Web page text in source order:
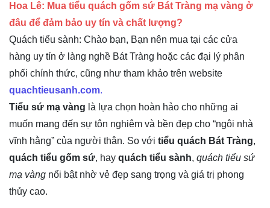
Hoa Lê: Mua tiểu quách gốm sứ Bát Tràng mạ vàng ở
đâu để đảm bảo uy tín và chất lượng?
Quách tiểu sành: Chào bạn, Bạn nên mua tại các cửa
hàng uy tín ở làng nghề Bát Tràng hoặc các đại lý phân
phối chính thức, cũng như tham khảo trên website
quachtieusanh.com.
Tiểu sứ mạ vàng là lựa chọn hoàn hảo cho những ai
muốn mang đến sự tôn nghiêm và bền đẹp cho “ngôi nhà
vĩnh hằng” của người thân. So với tiểu quách Bát Tràng
quách tiểu gốm sứ, hay quách tiểu sành, quách tiểu sứ
mạ vàng nổi bật nhờ vẻ đẹp sang trọng và giá trị phong
thủy cao.